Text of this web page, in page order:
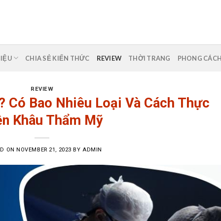
CHIA SẺ KIẾN THỨC REVIEW THỜI TRANG PHONG
REVIEW
Có Bao Nhiêu Loại Và Cách Thực
Khâu Thẩm Mỹ
ONNOVEMBER 21, 2023 BY ADMIN